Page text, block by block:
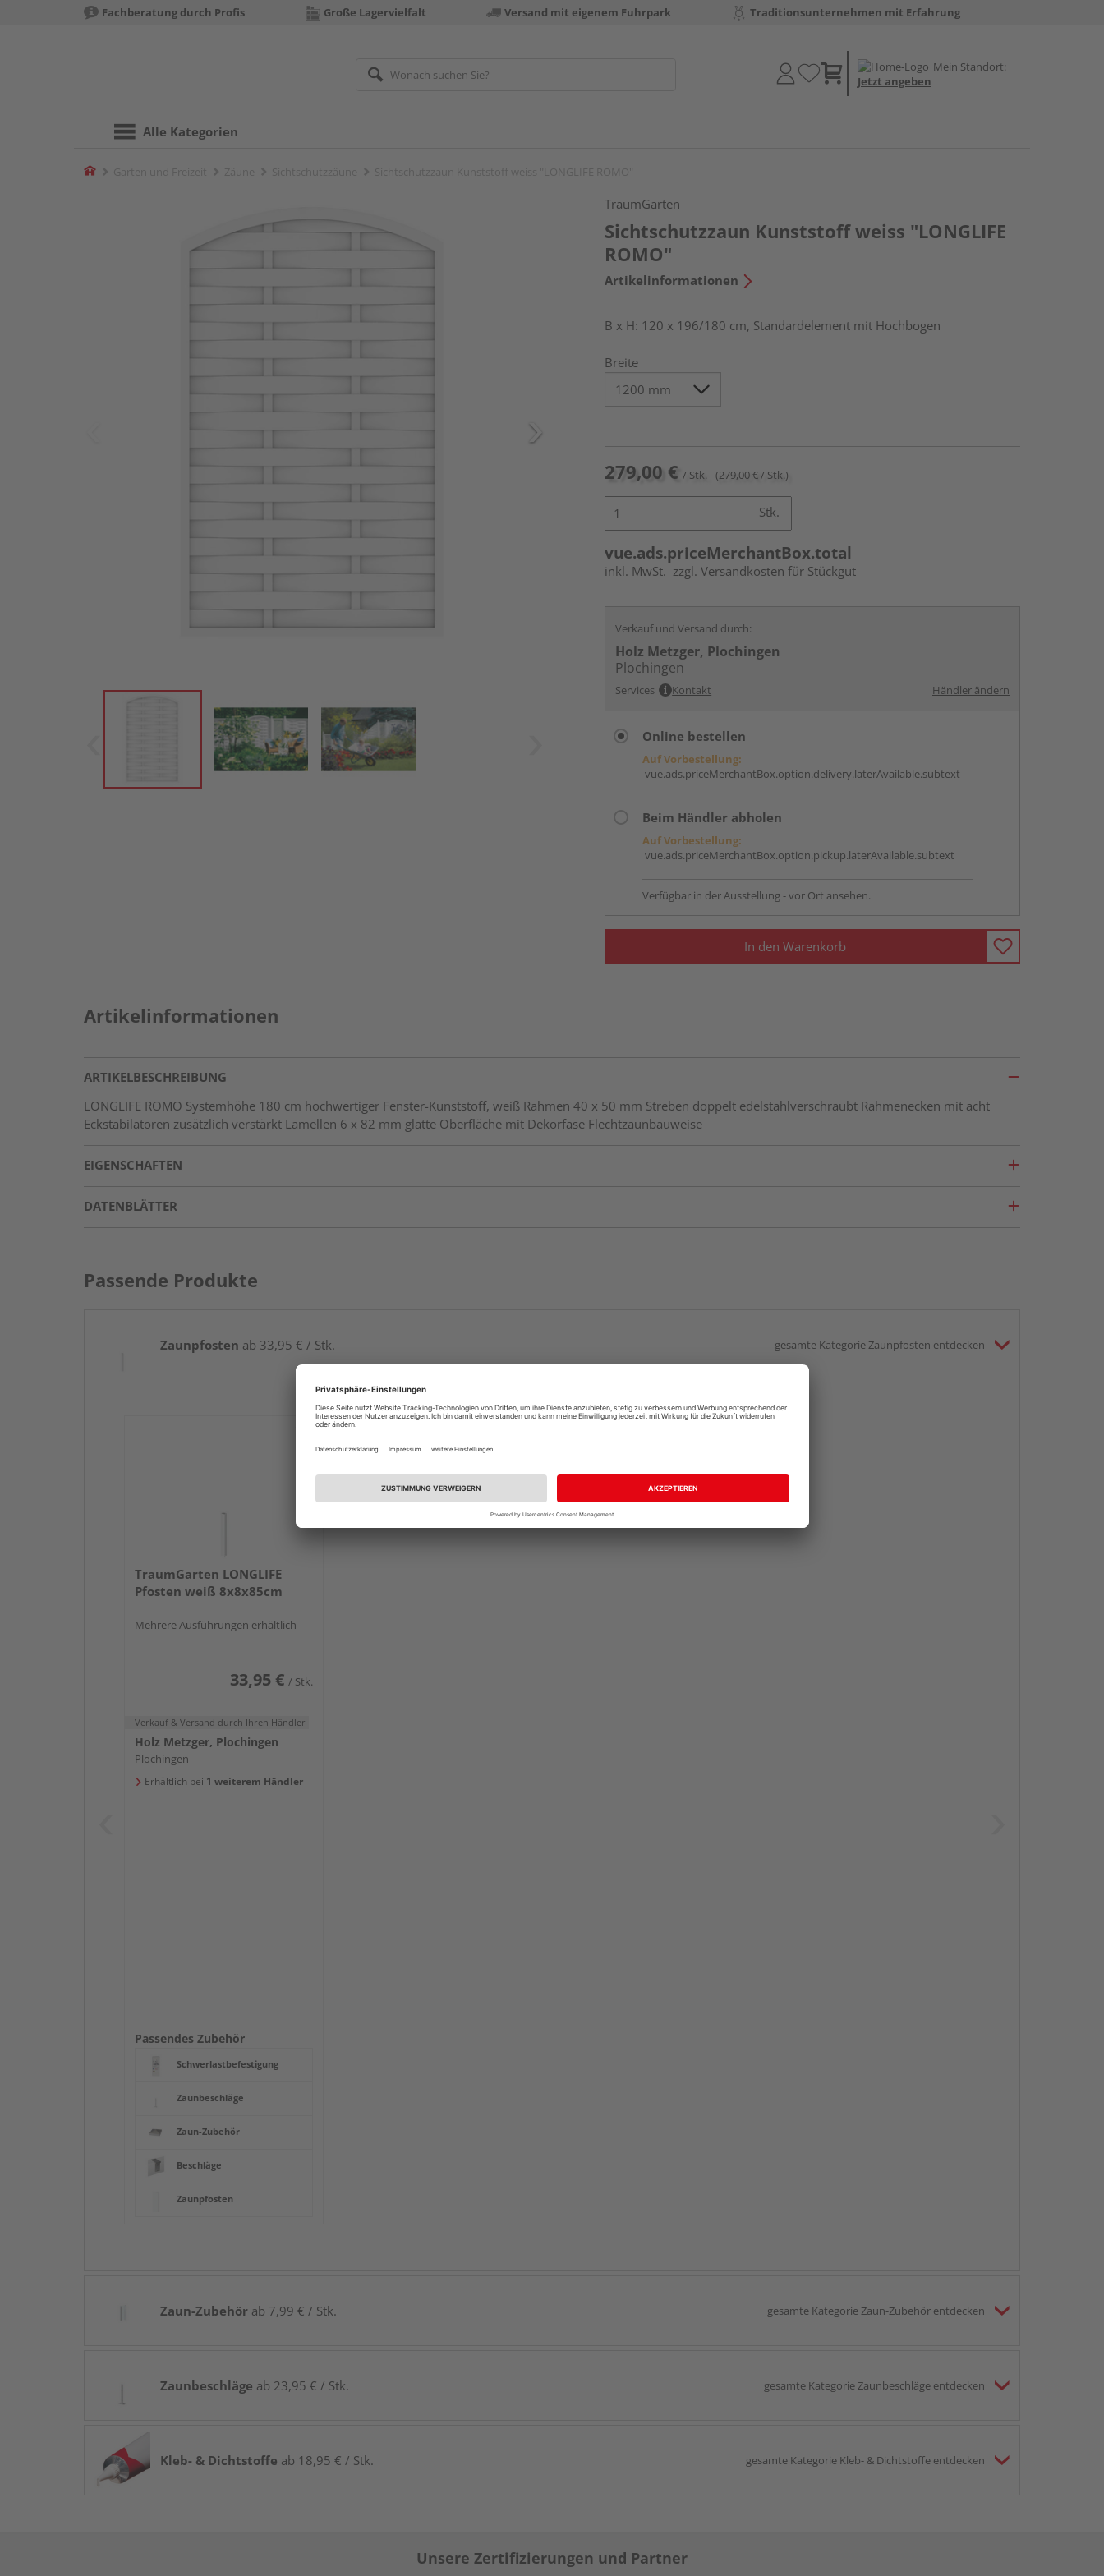
Fachberatung durch Profis Große Lagervielfalt Versand mit eigenem Fuhrpark Traditionsunternehmen mit Erfahrung
Mein Standort:
Jetzt angeben
Alle Kategorien
Home
TraumGarten
Sichtschutzzaun Kunststoff weiss "LONGLIFE
ROMO"
Artikelinformationen
B x H: 120 x 196/180 cm, Standardelement mit Hochbogen
Breite
279,00 € / Stk. (279,00 € / Stk.)
Stk.
vue.ads.priceMerchantBox.total
inkl. MwSt. zzgl. Versandkosten für Stückgut
Verkauf und Versand durch:
Holz Metzger, Plochingen
Plochingen
Services Kontakt Händler ändern
Online bestellen
Auf Vorbestellung:
vue.ads.priceMerchantBox.option.delivery.laterAvailable.subtext
Beim Händler abholen
Auf Vorbestellung:
vue.ads.priceMerchantBox.option.pickup.laterAvailable.subtext
Verfügbar in der Ausstellung - vor Ort ansehen.
In den Warenkorb
Artikelinformationen
ARTIKELBESCHREIBUNG
LONGLIFE ROMO Systemhöhe 180 cm hochwertiger Fenster-Kunststoff, weiß Rahmen 40 x 50 mm Streben doppelt edelstahlverschraubt Rahmenecken mit acht
Eckstabilatoren zusätzlich verstärkt Lamellen 6 x 82 mm glatte Oberfläche mit Dekorfase Flechtzaunbauweise
EIGENSCHAFTEN
DATENBLÄTTER
Passende Produkte
Zaunpfosten ab 33,95 € / Stk. gesamte Kategorie Zaunpfosten entdecken
TraumGarten LONGLIFE
Pfosten weiß 8x8x85cm
Mehrere Ausführungen erhältlich
33,95 € / Stk.
Verkauf & Versand durch Ihren Händler
Holz Metzger, Plochingen
Plochingen
Erhältlich bei 1 weiterem Händler
Passendes Zubehör
Schwerlastbefestigung
Zaunbeschläge
Zaun-Zubehör
Beschläge
Zaunpfosten
Zaun-Zubehör ab 7,99 € / Stk. gesamte Kategorie Zaun-Zubehör entdecken
Zaunbeschläge ab 23,95 € / Stk. gesamte Kategorie Zaunbeschläge entdecken
Kleb- & Dichtstoffe ab 18,95 € / Stk. gesamte Kategorie Kleb- & Dichtstoffe entdecken
Unsere Zertifizierungen und Partner